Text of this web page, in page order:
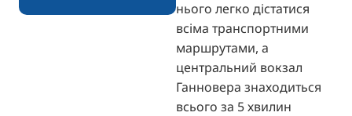
нього легко дістатися
всіма транспортними
маршрутами, а
центральний вокзал
Ганновера знаходиться
всього за 5 хвилин